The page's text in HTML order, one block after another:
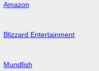
Amazon
Blizzard Entertainment
Mundfish